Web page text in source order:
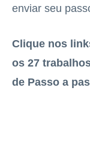
enviar seu
Clique nos
os 27
de Passo a